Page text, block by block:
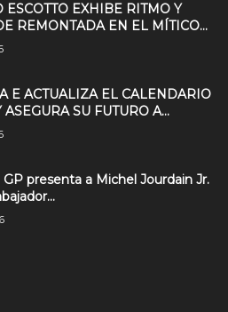
ESCOTTO EXHIBE RITMO Y
REMONTADA EN EL MÍTICO...
E ACTUALIZA EL CALENDARIO
SU FUTURO A...
GP presenta a Michel Jourdain Jr.